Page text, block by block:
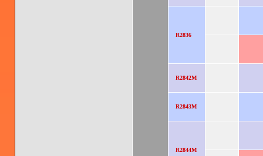
R2836
R2842M
R2843M
R2844M